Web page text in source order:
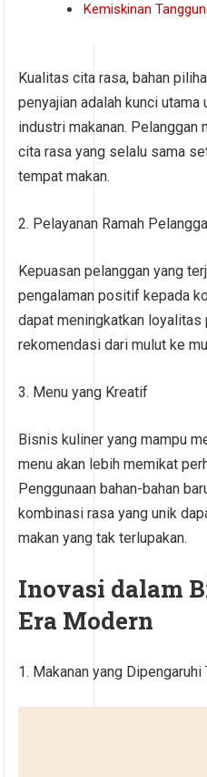
Kemiskinan
Kualitas cita rasa, bahan
penyajian adalah kunci
industri makanan. Pelanggan
cita rasa yang selalu sama
tempat makan.
2. Pelayanan Ramah
Kepuasan pelanggan yang
pengalaman positif kepada
dapat meningkatkan loyalitas
rekomendasi dari mulut ke
3. Menu yang Kreatif
Bisnis kuliner yang mampu
menu akan lebih memikat
Penggunaan bahan-bahan
kombinasi rasa yang unik
makan yang tak terlupakan.
Inovasi dalam
Era Modern
1. Makanan yang